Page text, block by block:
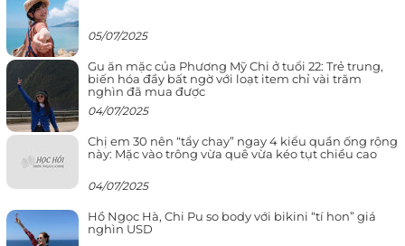
05/07/2025
Gu ăn mặc của Phương Mỹ Chi ở tuổi 22: Trẻ trung,
biến hóa đầy bất ngờ với loạt item chỉ vài trăm
nghìn đã mua được
04/07/2025
Chị em 30 nên “tẩy chay” ngay 4 kiểu quần ống rộng
này: Mặc vào trông vừa quê vừa kéo tụt chiều cao
04/07/2025
Hồ Ngọc Hà, Chi Pu so body với bikini “tí hon” giá
nghìn USD